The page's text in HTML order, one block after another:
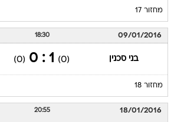
מחזור 17
09/01/2016
18:30
בני סכנין (0)
1 : 0
(0)
מחזור 18
18/01/2016
20:55